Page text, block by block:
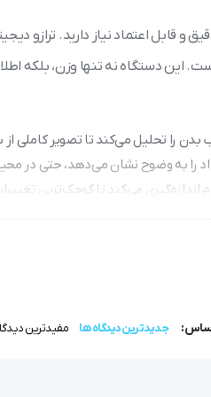
این دستگاه نه تنها وزن، بلکه
است که باعث شده است تا
جدیدترین دیدگاه ها مفیدترین